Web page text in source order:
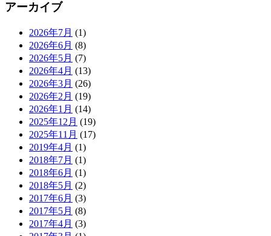
アーカイブ
2026年7月 (1)
2026年6月 (8)
2026年5月 (7)
2026年4月 (13)
2026年3月 (26)
2026年2月 (19)
2026年1月 (14)
2025年12月 (19)
2025年11月 (17)
2019年4月 (1)
2018年7月 (1)
2018年6月 (1)
2018年5月 (2)
2017年6月 (3)
2017年5月 (8)
2017年4月 (3)